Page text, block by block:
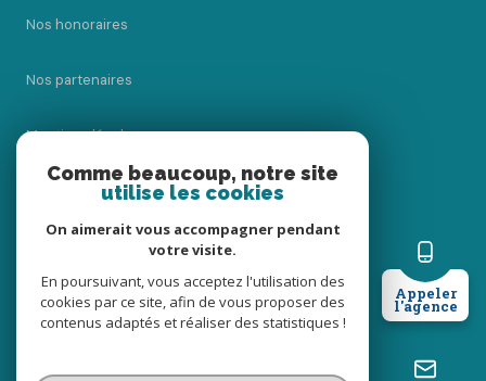
Appeler
l'agence
Nos honoraires
Nos partenaires
Mentions légales
Cookies
© 2026 | Tous droits réservés
Comme beaucoup, notre site
utilise les cookies
On aimerait vous accompagner pendant
votre visite.
En poursuivant, vous acceptez l'utilisation des
cookies par ce site, afin de vous proposer des
contenus adaptés et réaliser des statistiques !